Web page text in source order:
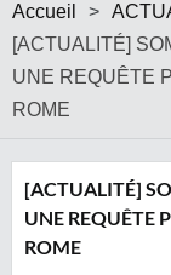
Accueil >
[ACTUALITÉ]
UNE REQUÊTE
ROME
[ACTUALITÉ]
UNE REQUÊTE
ROME